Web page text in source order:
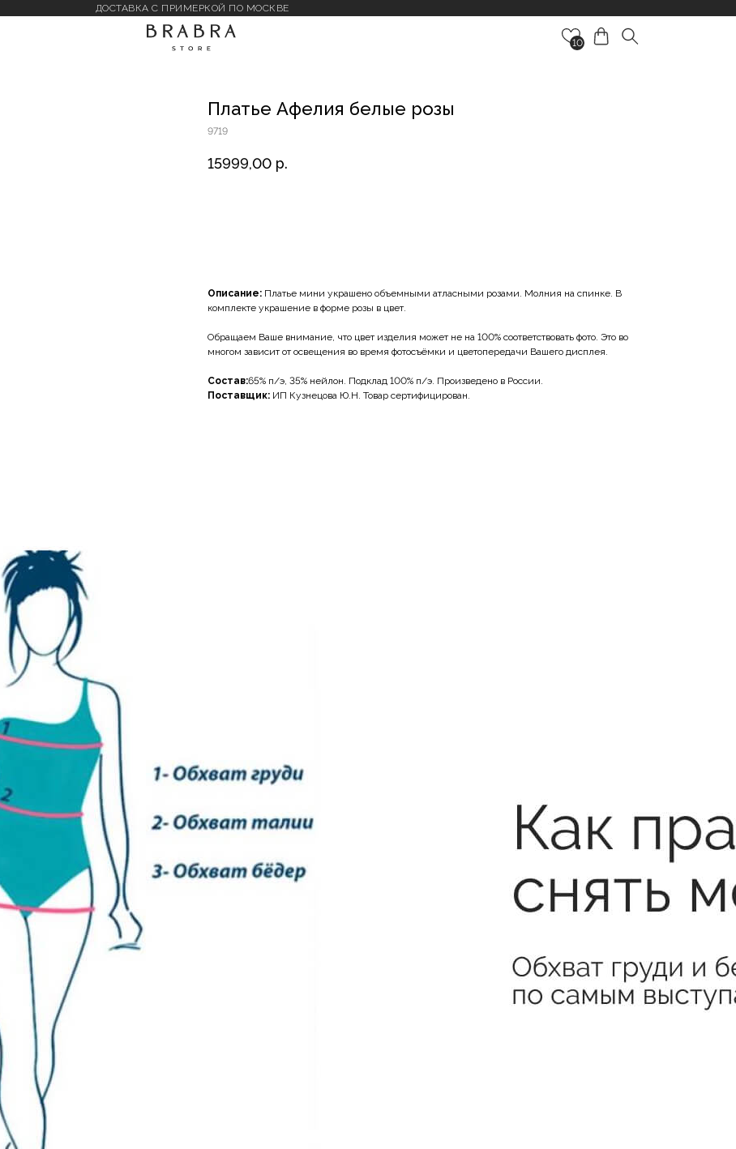
10
ДОСТАВКА С ПРИМЕРКОЙ ПО МОСКВЕ
Платье Афелия белые розы
9719
15999,00 р.
Описание: Платье мини украшено объемными атласными розами. Молния на спинке. В
комплекте украшение в форме розы в цвет.
Обращаем Ваше внимание, что цвет изделия может не на 100% соответствовать фото. Это во
многом зависит от освещения во время фотосъёмки и цветопередачи Вашего дисплея.
Состав:65% п/э, 35% нейлон. Подклад 100% п/э. Произведено в России.
Поставщик: ИП Кузнецова Ю.Н. Товар сертифицирован.